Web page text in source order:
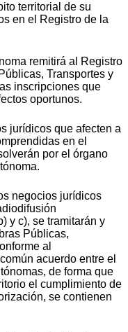
territorial de su
en el Registro de la
remitirá al Registro
Transportes y
inscripciones que
oportunos.
jurídicos que afecten a
en el
por el órgano
negocios jurídicos
y c), se tramitarán y
Públicas,
al
acuerdo entre el
de forma que
el cumplimiento de
se contienen